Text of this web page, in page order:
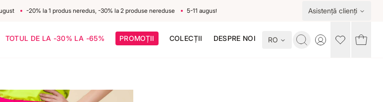
-20% la 1 produs neredus, -30% la 2 produse nereduse 5-11 august Asistență clienți
TOTUL DE LA -30% LA -65% PROMOȚII COLECȚII DESPRE NOI RO Toggle account